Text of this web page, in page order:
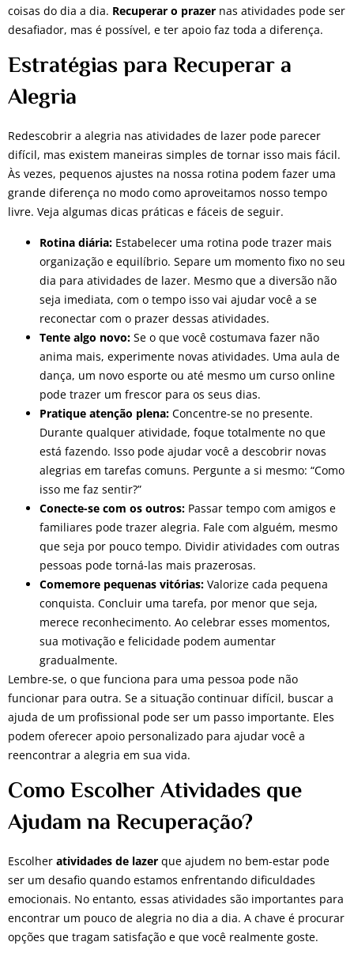
coisas do dia a dia. Recuperar o prazer nas atividades pode ser
desafiador, mas é possível, e ter apoio faz toda a diferença.
Estratégias para Recuperar a
Alegria
Redescobrir a alegria nas atividades de lazer pode parecer
difícil, mas existem maneiras simples de tornar isso mais fácil.
Às vezes, pequenos ajustes na nossa rotina podem fazer uma
grande diferença no modo como aproveitamos nosso tempo
livre. Veja algumas dicas práticas e fáceis de seguir.
Rotina diária: Estabelecer uma rotina pode trazer mais
organização e equilíbrio. Separe um momento fixo no seu
dia para atividades de lazer. Mesmo que a diversão não
seja imediata, com o tempo isso vai ajudar você a se
reconectar com o prazer dessas atividades.
Tente algo novo: Se o que você costumava fazer não
anima mais, experimente novas atividades. Uma aula de
dança, um novo esporte ou até mesmo um curso online
pode trazer um frescor para os seus dias.
Pratique atenção plena: Concentre-se no presente.
Durante qualquer atividade, foque totalmente no que
está fazendo. Isso pode ajudar você a descobrir novas
alegrias em tarefas comuns. Pergunte a si mesmo: “Como
isso me faz sentir?”
Conecte-se com os outros: Passar tempo com amigos e
familiares pode trazer alegria. Fale com alguém, mesmo
que seja por pouco tempo. Dividir atividades com outras
pessoas pode torná-las mais prazerosas.
Comemore pequenas vitórias: Valorize cada pequena
conquista. Concluir uma tarefa, por menor que seja,
merece reconhecimento. Ao celebrar esses momentos,
sua motivação e felicidade podem aumentar
gradualmente.
Lembre-se, o que funciona para uma pessoa pode não
funcionar para outra. Se a situação continuar difícil, buscar a
ajuda de um profissional pode ser um passo importante. Eles
podem oferecer apoio personalizado para ajudar você a
reencontrar a alegria em sua vida.
Como Escolher Atividades que
Ajudam na Recuperação?
Escolher atividades de lazer que ajudem no bem-estar pode
ser um desafio quando estamos enfrentando dificuldades
emocionais. No entanto, essas atividades são importantes para
encontrar um pouco de alegria no dia a dia. A chave é procurar
opções que tragam satisfação e que você realmente goste.